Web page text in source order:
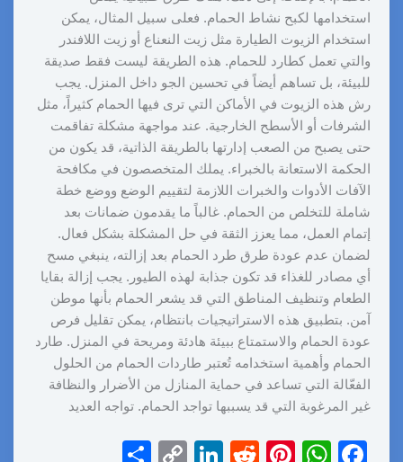
استخدامها لكبح نشاط الحمام. فعلى سبيل المثال، يمكن
استخدام الزيوت الطيارة مثل زيت النعناع أو زيت اللافندر
والتي تعمل كطارد للحمام. هذه الطريقة ليست فقط صديقة
للبيئة، بل تساهم أيضاً في تحسين الجو داخل المنزل. يجب
رش هذه الزيوت في الأماكن التي ترى فيها الحمام كثيراً، مثل
الشرفات أو الأسطح الخارجية. عند مواجهة مشكلة تفاقمت
حتى يصبح من الصعب إدارتها بالطريقة الذاتية، قد يكون من
الحكمة الاستعانة بالخبراء. يملك المتخصصون في مكافحة
الآفات الأدوات والخبرات اللازمة لتقييم الوضع ووضع خطة
شاملة للتخلص من الحمام. غالباً ما يقدمون ضمانات بعد
إتمام العمل، مما يعزز الثقة في حل المشكلة بشكل فعال.
لضمان عدم عودة طرق طرد الحمام بعد إزالته، ينبغي مسح
أي مصادر للغذاء قد تكون جذابة لهذه الطيور. يجب إزالة بقايا
الطعام وتنظيف المناطق التي قد يشعر الحمام بأنها موطن
آمن. بتطبيق هذه الاستراتيجيات بانتظام، يمكن تقليل فرص
عودة الحمام والاستمتاع ببيئة هادئة ومريحة في المنزل. طارد
الحمام وأهمية استخدامه تُعتبر طاردات الحمام من الحلول
الفعّالة التي تساعد في حماية المنازل من الأضرار والنظافة
غير المرغوبة التي قد يسببها تواجد الحمام. تواجه العديد
F
W
Pi
R
Li
C